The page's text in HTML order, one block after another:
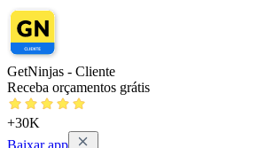
GetNinjas - Cliente
Receba orçamentos grátis
+30K
Baixar app